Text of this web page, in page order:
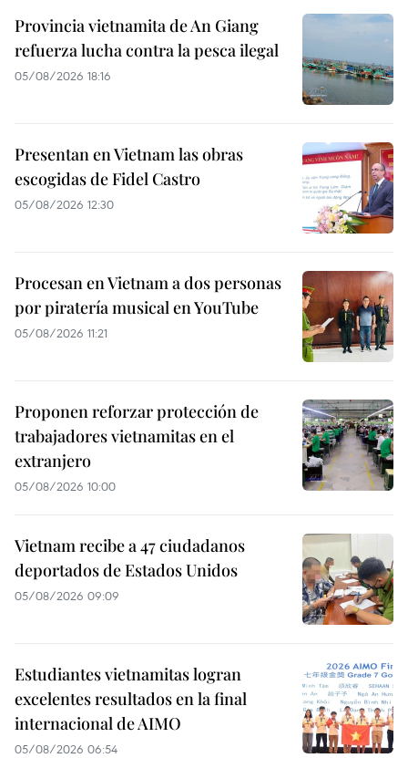
Provincia vietnamita de An Giang
refuerza lucha contra la pesca ilegal
05/08/2026 18:16
Presentan en Vietnam las obras
escogidas de Fidel Castro
05/08/2026 12:30
Procesan en Vietnam a dos personas
por piratería musical en YouTube
05/08/2026 11:21
Proponen reforzar protección de
trabajadores vietnamitas en el
extranjero
05/08/2026 10:00
Vietnam recibe a 47 ciudadanos
deportados de Estados Unidos
05/08/2026 09:09
Estudiantes vietnamitas logran
excelentes resultados en la final
internacional de AIMO
05/08/2026 06:54